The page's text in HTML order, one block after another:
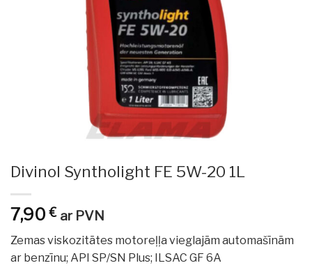
Divinol Syntholight FE 5W-20 1L
7,90€ ar PVN
Zemas viskozitātes motoreļļa vieglajām automašīnām
ar benzīnu; API SP/SN Plus; ILSAC GF 6A